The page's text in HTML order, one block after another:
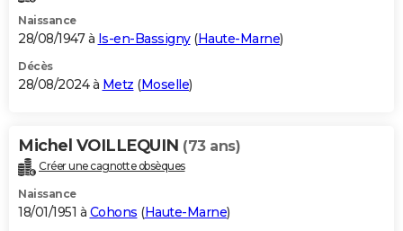
Naissance
28/08/1947 à Is-en-Bassigny(Haute-Marne)
Décès
28/08/2024 à Metz (Moselle)
Michel VOILLEQUIN (73 ans)
Créer une cagnotte obsèques
Naissance
18/01/1951 à Cohons (Haute-Marne)